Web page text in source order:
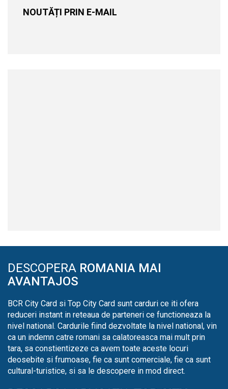
NOUTĂȚI PRIN E-MAIL
DESCOPERA ROMANIA MAI
AVANTAJOS
BCR City Card si Top City Card sunt carduri ce iti ofera
reduceri instant in reteaua de parteneri ce functioneaza la
nivel national. Cardurile fiind dezvoltate la nivel national, vin
ca un indemn catre romani sa calatoreasca mai mult prin
tara, sa constientizeze ca avem toate aceste locuri
deosebite si frumoase, fie ca sunt comerciale, fie ca sunt
cultural-turistice, si sa le descopere in mod direct.